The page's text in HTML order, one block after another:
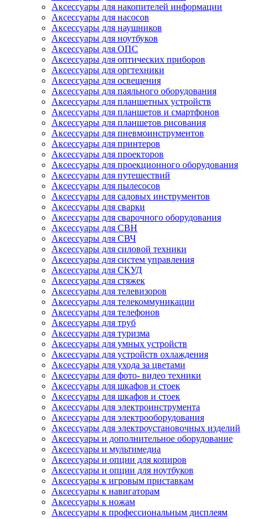
Аксессуары для накопителей информации
Аксессуары для насосов
Аксессуары для наушников
Аксессуары для ноутбуков
Аксессуары для ОПС
Аксессуары для оптических приборов
Аксессуары для оргтехники
Аксессуары для освещения
Аксессуары для паяльного оборудования
Аксессуары для планшетных устройств
Аксессуары для планшетов и смартфонов
Аксессуары для планшетов рисования
Аксессуары для пневмоинструментов
Аксессуары для принтеров
Аксессуары для проекторов
Аксессуары для проекционного оборудования
Аксессуары для путешествий
Аксессуары для пылесосов
Аксессуары для садовых инструментов
Аксессуары для сварки
Аксессуары для сварочного оборудования
Аксессуары для СВН
Аксессуары для СВЧ
Аксессуары для силовой техники
Аксессуары для систем управления
Аксессуары для СКУД
Аксессуары для стяжек
Аксессуары для телевизоров
Аксессуары для телекоммуникации
Аксессуары для телефонов
Аксессуары для труб
Аксессуары для туризма
Аксессуары для умных устройств
Аксессуары для устройств охлаждения
Аксессуары для ухода за цветами
Аксессуары для фото- видео техники
Аксессуары для шкафов и стоек
Аксессуары для шкафов и стоек
Аксессуары для электроинструмента
Аксессуары для электрооборудования
Аксессуары для электроустановочных изделий
Аксессуары и дополнительное оборудование
Аксессуары и мультимедиа
Аксессуары и опции для копиров
Аксессуары и опции для ноутбуков
Аксессуары к игровым приставкам
Аксессуары к навигаторам
Аксессуары к ножам
Аксессуары к профессиональным дисплеям